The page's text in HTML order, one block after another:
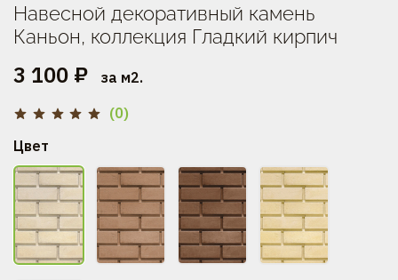
(0)
Навесной декоративный камень
Каньон, коллекция Гладкий кирпич
3 100 ₽ за м2.
Цвет